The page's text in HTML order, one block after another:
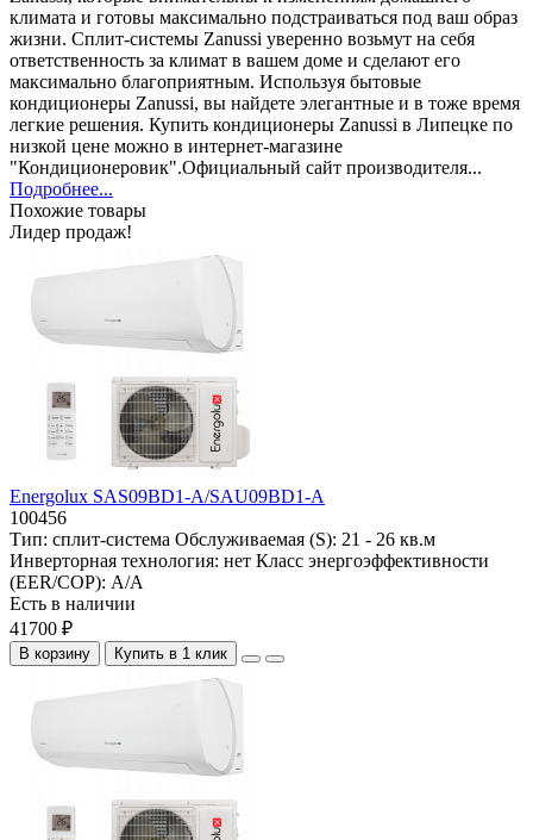
климата и готовы максимально подстраиваться под ваш образ
жизни. Сплит-системы Zanussi уверенно возьмут на себя
ответственность за климат в вашем доме и сделают его
максимально благоприятным. Используя бытовые
кондиционеры Zanussi, вы найдете элегантные и в тоже время
легкие решения. Купить кондиционеры Zanussi в Липецке по
низкой цене можно в интернет-магазине
"Кондиционеровик".Официальный сайт производителя...
Подробнее...
Похожие товары
Лидер продаж!
Energolux SAS09BD1-A/SAU09BD1-A
100456
Тип: сплит-система Обслуживаемая (S): 21 - 26 кв.м
Инверторная технология: нет Класс энергоэффективности
(EER/COP): A/A
Есть в наличии
41700 ₽
В корзину Купить в 1 клик